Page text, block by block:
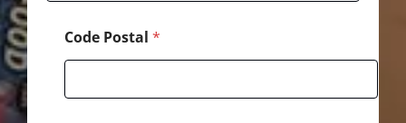
Code Postal *